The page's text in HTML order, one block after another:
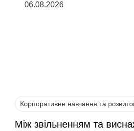
06.08.2026
Корпоративне навчання та
Між звільненням та